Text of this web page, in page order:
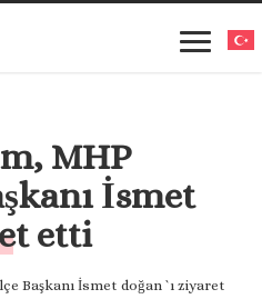
MHP
İsmet
etti